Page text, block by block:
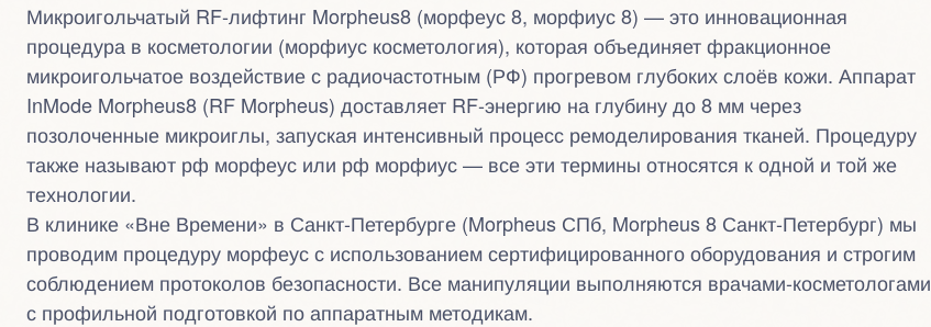
Микроигольчатый RF-лифтинг Morpheus8 (морфеус 8, морфиус 8) — это инновационная
процедура в косметологии (морфиус косметология), которая объединяет фракционное
микроигольчатое воздействие с радиочастотным (РФ) прогревом глубоких слоёв кожи. Аппарат
InMode Morpheus8 (RF Morpheus) доставляет RF-энергию на глубину до 8 мм через
позолоченные микроиглы, запуская интенсивный процесс ремоделирования тканей. Процедуру
также называют рф морфеус или рф морфиус — все эти термины относятся к одной и той же
технологии.
В клинике «Вне Времени» в Санкт-Петербурге (Morpheus СПб, Morpheus 8 Санкт-Петербург) мы
проводим процедуру морфеус с использованием сертифицированного оборудования и строгим
соблюдением протоколов безопасности. Все манипуляции выполняются врачами-косметологами
с профильной подготовкой по аппаратным методикам.